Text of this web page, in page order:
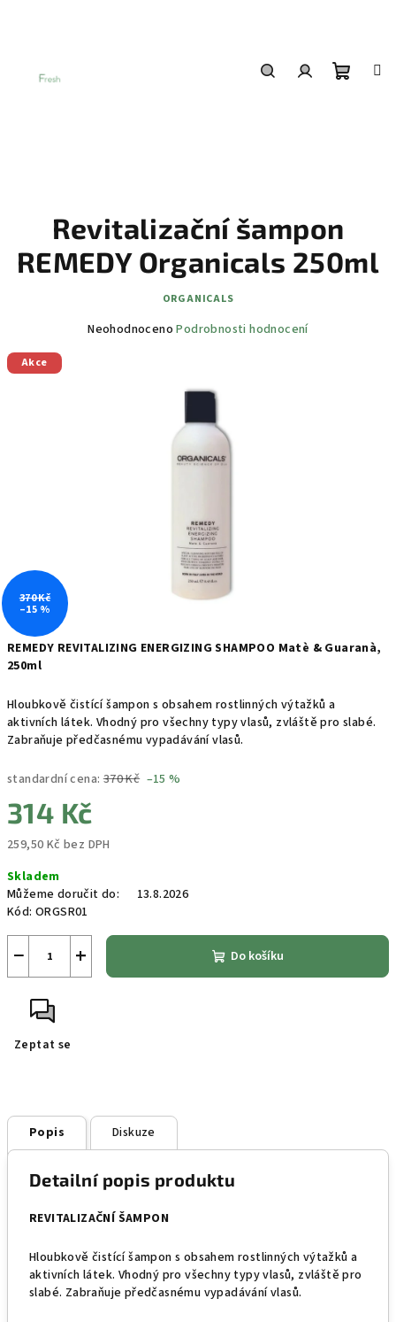
REMEDY REVITALIZING ENERGIZING SHAMPOO Matè & Guaranà,
250ml
Hloubkově čistící šampon s obsahem rostlinných výtažků a
aktivních látek. Vhodný pro všechny typy vlasů, zvláště pro slabé.
Zabraňuje předčasnému vypadávání vlasů.
standardní cena: 370 Kč –15 %
314 Kč
259,50 Kč bez DPH
cena:
Skladem
Můžeme doručit do:
13.8.2026
Kód: ORGSR01
+
− Do košíku
Zeptat se
Revitalizační šampon
REMEDY Organicals 250ml
ORGANICALS
Průměrné
Neohodnoceno Podrobnosti hodnocení
Akce
370 Kč
–15 %
Popis Diskuze
Detailní popis produktu
REVITALIZAČNÍ ŠAMPON
Hloubkově čistící šampon s obsahem rostlinných výtažků a
aktivních látek. Vhodný pro všechny typy vlasů, zvláště pro
slabé. Zabraňuje předčasnému vypadávání vlasů.